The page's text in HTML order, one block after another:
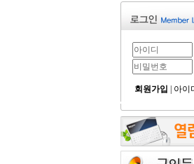
회원가입 아이